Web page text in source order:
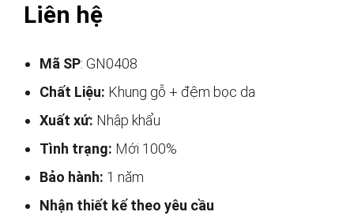
Liên hệ
Mã SP: GN0408
Chất Liệu: Khung gỗ + đệm bọc da
Xuất xứ: Nhập khẩu
Tình trạng: Mới 100%
Bảo hành: 1 năm
Nhận thiết kế theo yêu cầu